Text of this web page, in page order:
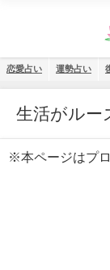
恋愛占い 運勢占い
生活がルー
※本ページはプ